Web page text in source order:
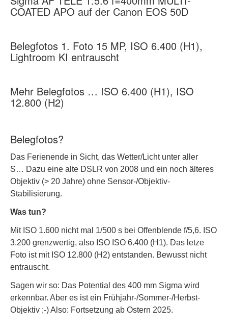
COATED APO auf der Canon EOS 50D
Belegfotos 1. Foto 15 MP, ISO 6.400 (H1),
Lightroom KI entrauscht
Mehr Belegfotos … ISO 6.400 (H1), ISO
12.800 (H2)
Belegfotos?
Das Ferienende in Sicht, das Wetter/Licht unter aller
S… Dazu eine alte DSLR von 2008 und ein noch älteres
Objektiv (> 20 Jahre) ohne Sensor-/Objektiv-
Stabilisierung.
Was tun?
Mit ISO 1.600 nicht mal 1/500 s bei Offenblende f/5,6. ISO
3.200 grenzwertig, also ISO ISO 6.400 (H1). Das letze
Foto ist mit ISO 12.800 (H2) entstanden. Bewusst nicht
entrauscht.
Sagen wir so: Das Potential des 400 mm Sigma wird
erkennbar. Aber es ist ein Frühjahr-/Sommer-/Herbst-
Objektiv ;-) Also: Fortsetzung ab Ostern 2025.